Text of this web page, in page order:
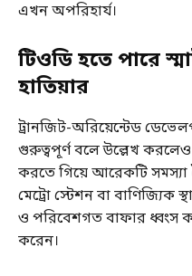
এখন অপরিহার্য।
টিওডি হতে পারে
হাতিয়ার
ট্রানজিট-অরিয়েন্টেড
গুরুত্বপূর্ণ বলে উল্লেখ
করতে গিয়ে আরেকটি সমস্যা
মেট্রো স্টেশন বা বাণিজ্যিক
ও পরিবেশগত বাফার ধ্বংস
করেন।